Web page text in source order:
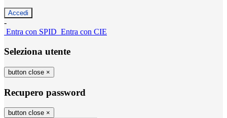
-
Entra con SPID Entra con CIE
Seleziona utente
button close ×
Recupero password
button close ×